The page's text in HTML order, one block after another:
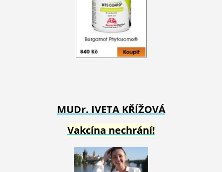
MUDr. IVETA KŘÍŽOVÁ
Vakcína nechrání!